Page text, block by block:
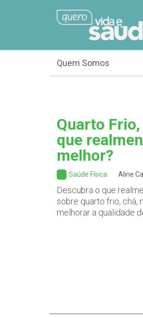
Quem Somos
Quarto
que
melhor?
Saúde Física Aline
Descubra o que
sobre quarto frio, chá,
melhorar a qualidade